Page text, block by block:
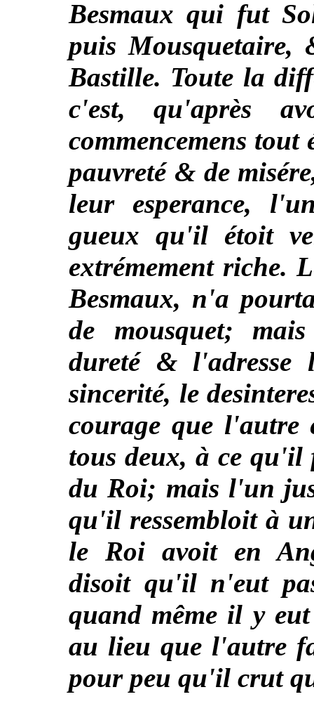
Besmaux qui fut
puis Mousquetaire,
Bastille. Toute la
c'est, qu'après
commencemens tout
pauvreté & de
leur esperance,
gueux qu'il étoit
extrémement riche.
Besmaux, n'a
de mousquet;
dureté &
sincerité, le
courage que l'autre
tous deux, à ce qu'il
du Roi; mais l'un
qu'il ressembloit à
le Roi avoit en
disoit qu'il n'eut
quand même il y
au lieu que l'autre
pour peu qu'il crut